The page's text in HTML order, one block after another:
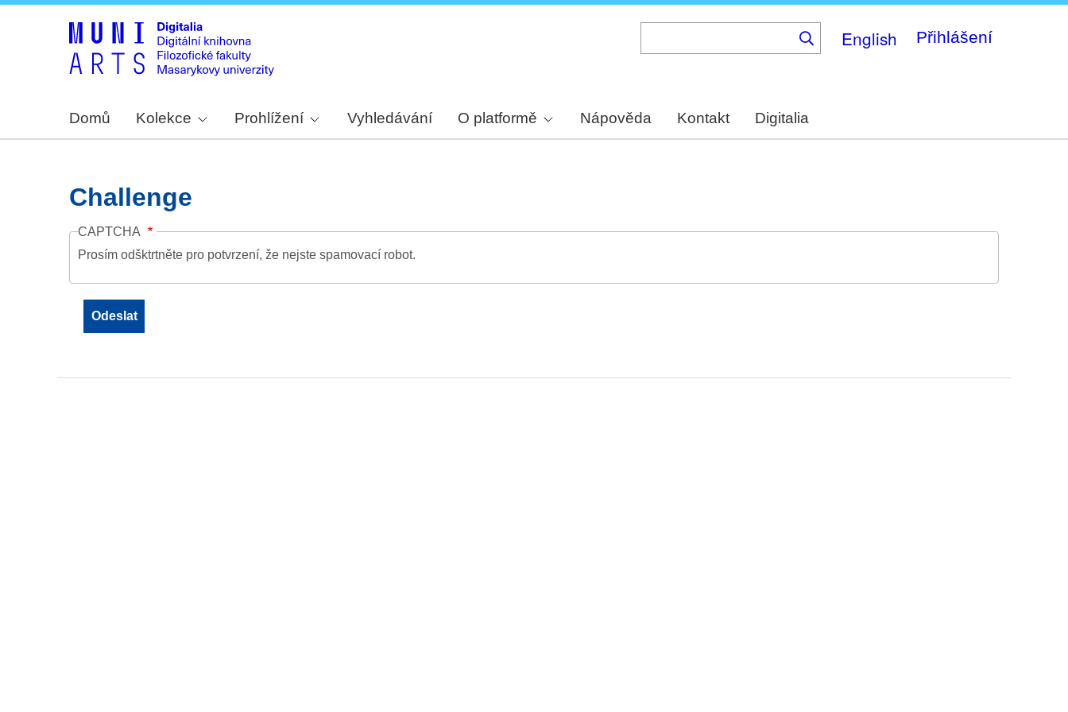
English Přihlášení
Domů Kolekce Prohlížení Vyhledávání O platformě Nápověda Kontakt Digitalia
Challenge
CAPTCHA
Prosím odšktrtněte pro potvrzení, že nejste spamovací robot.